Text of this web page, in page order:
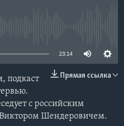
23:14
Прямая ссылка
подкаст
с российским
Шендеровичем.